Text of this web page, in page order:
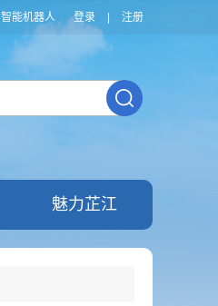
智能机器人 登录 注册
魅力芷江